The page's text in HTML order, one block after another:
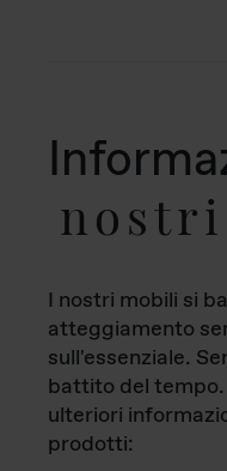
I nostri mobili si
atteggiamento
sull'essenziale.
battito del
ulteriori
prodotti: